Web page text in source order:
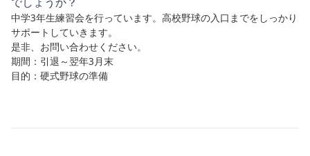
中学3年生練習会を行っています。高校野球の入口までをしっかり
サポートしていきます。
是非、お問い合わせください。
期間：引退～翌年3月末
目的：硬式野球の準備